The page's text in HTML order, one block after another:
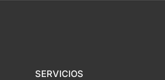
SERVICIOS